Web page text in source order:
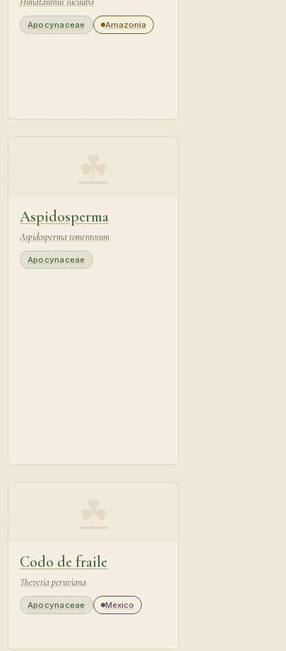
Apocynaceae Amazonia
Aspidosperma
Aspidosperma tomentosum
Apocynaceae
Codo de fraile
Thevetia peruviana
Apocynaceae México